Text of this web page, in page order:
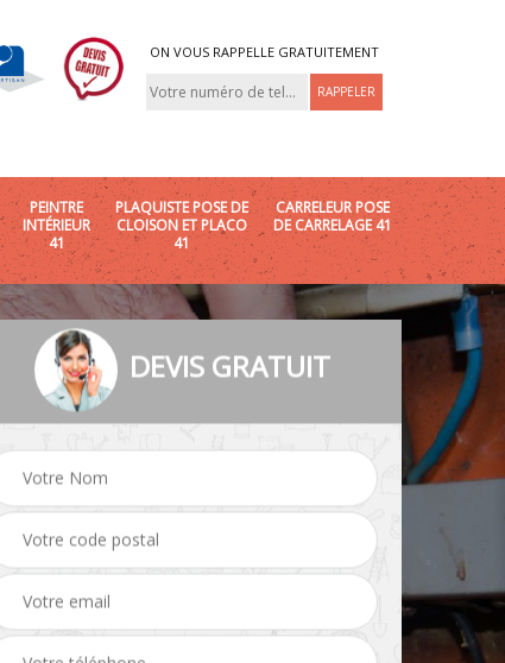
ON VOUS RAPPELLE GRATUITEMENT
PEINTRE
INTÉRIEUR
41
PLAQUISTE POSE DE
CLOISON ET PLACO
41
CARRELEUR POSE
DE CARRELAGE 41
DEVIS GRATUIT